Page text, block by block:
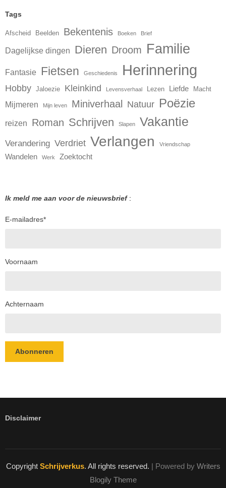
Tags
Afscheid Beelden Bekentenis Boeken Brief
Dagelijkse dingen Dieren Droom Familie
Fantasie Fietsen Geschiedenis Herinnering
Hobby Jaloezie Kleinkind Levensverhaal Lezen Liefde Macht
Mijmeren Mijn leven Miniverhaal Natuur Poëzie
reizen Roman Schrijven Slapen Vakantie
Verandering Verdriet Verlangen Vriendschap
Wandelen Werk Zoektocht
Ik meld me aan voor de nieuwsbrief:
E-mailadres*
Voornaam
Achternaam
Abonneren
Disclaimer
Copyright Schrijverkus. All rights reserved. | Powered by Writers
Blogily Theme